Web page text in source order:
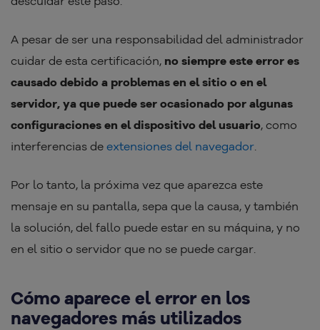
A pesar de ser una responsabilidad del administrador
cuidar de esta certificación, no siempre este error es
causado debido a problemas en el sitio o en el
servidor, ya que puede ser ocasionado por algunas
configuraciones en el dispositivo del usuario, como
interferencias de extensiones del navegador
Por lo tanto, la próxima vez que aparezca este
mensaje en su pantalla, sepa que la causa, y también
la solución, del fallo puede estar en su máquina, y no
en el sitio o servidor que no se puede cargar.
Cómo aparece el error en los
navegadores más utilizados